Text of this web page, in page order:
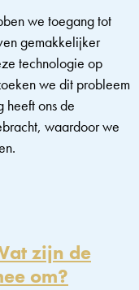
we toegang tot
gemakkelijker
technologie op
we dit probleem
heeft ons de
waardoor we
zijn de
om?